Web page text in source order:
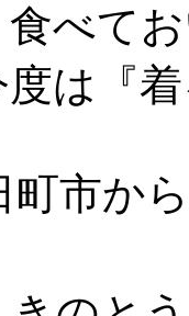
べて
は『
町市か